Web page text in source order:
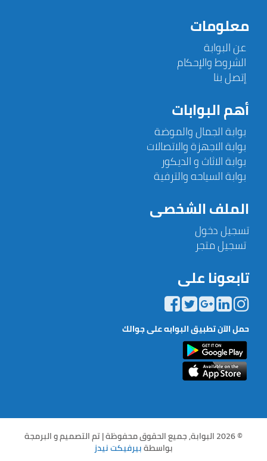
معلومات
عن البوابة
الشروط والإحكام
إتصل بنا
أهم البوابات
بوابة الجمال والموضة
بوابة الاجهزة والاتصالات
بوابة الاثاث و الديكور
بوابة السياحه والترفية
الملف الشخصى
تسجيل دخول
تسجيل متجر
تابعونا على
حمل الآن تطبيق البوابه على جوالك
© 2026 البوابة, جميع الحقوق محفوظة | تم التصميم و البرمجة
بواسطةبيرفيكت نيدز